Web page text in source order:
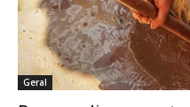
Geral